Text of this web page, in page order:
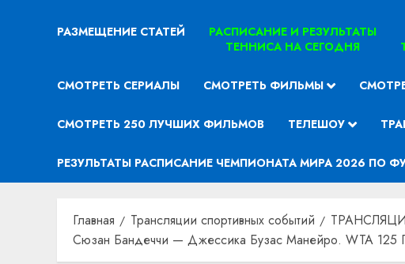
РАЗМЕЩЕНИЕ СТАТЕЙ
РАСПИСАНИЕ И РЕЗУЛЬТАТЫ
ТЕННИСА НА СЕГОДНЯ
СМОТРЕТЬ СЕРИАЛЫ СМОТРЕТЬ ФИЛЬМЫ
СМОТРЕТЬ 250 ЛУЧШИХ ФИЛЬМОВ ТЕЛЕШОУ
РЕЗУЛЬТАТЫ РАСПИСАНИЕ ЧЕМПИОНАТА МИРА 2026 ПО
Главная Трансляции спортивных событий
Сюзан Бандеччи — Джессика Бузас Манейро. WTA 125